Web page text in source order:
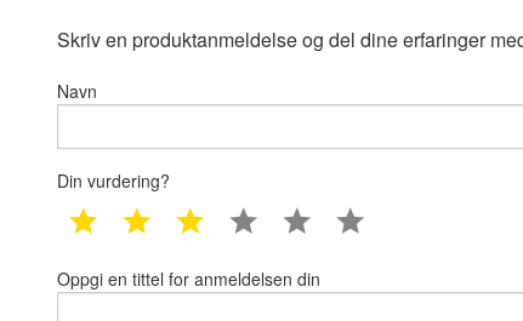
Skriv en produktanmeldelse og del dine erfaringer
Navn
Din vurdering?
1 star 2 star 3 star 4 star 5 star
Oppgi en tittel for anmeldelsen din